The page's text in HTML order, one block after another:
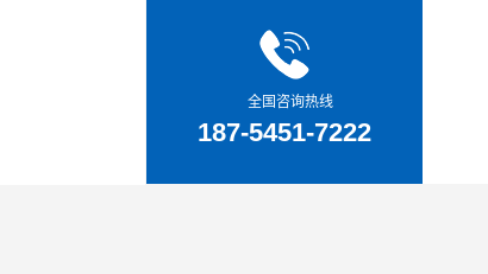
全国咨询热线
187-5451-7222